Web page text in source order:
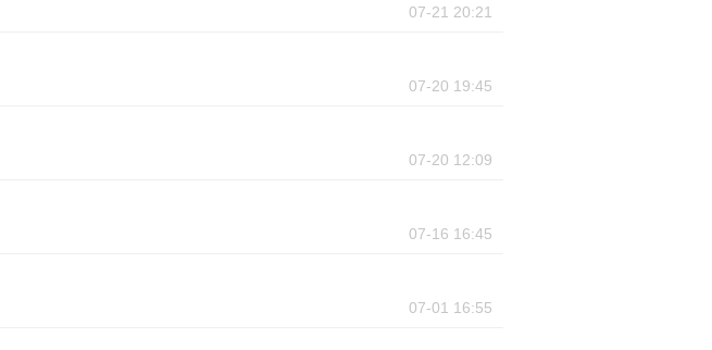
07-21 20:21
07-20 19:45
07-20 12:09
07-16 16:45
07-01 16:55